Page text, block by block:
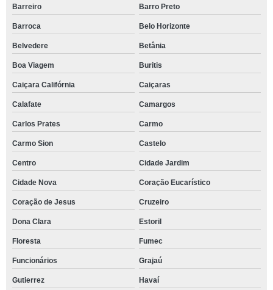
Barreiro Barro Preto
Barroca Belo Horizonte
Belvedere Betânia
Boa Viagem Buritis
Caiçara Califórnia Caiçaras
Calafate Camargos
Carlos Prates Carmo
Carmo Sion Castelo
Centro Cidade Jardim
Cidade Nova Coração Eucarístico
Coração de Jesus Cruzeiro
Dona Clara Estoril
Floresta Fumec
Funcionários Grajaú
Gutierrez Havaí